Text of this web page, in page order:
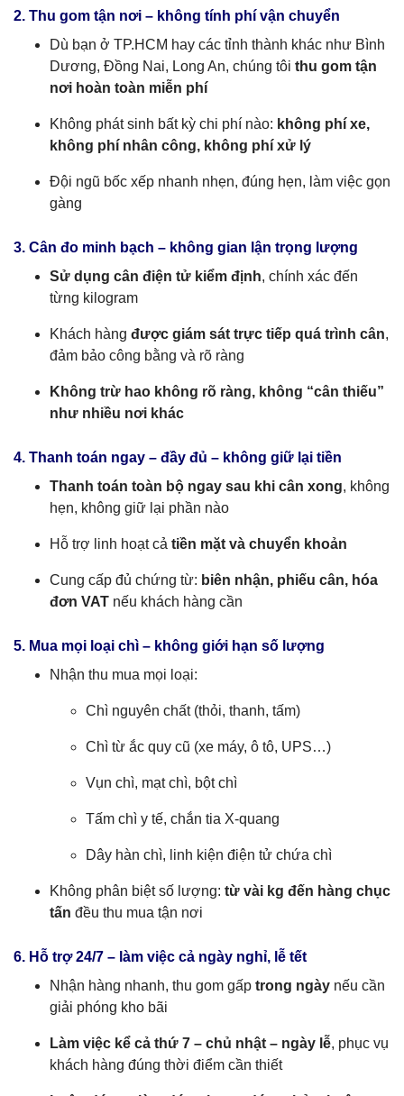
2. Thu gom tận nơi – không tính phí vận chuyển
Dù bạn ở TP.HCM hay các tỉnh thành khác như Bình
Dương, Đồng Nai, Long An, chúng tôi thu gom tận
nơi hoàn toàn miễn phí
Không phát sinh bất kỳ chi phí nào: không phí xe,
không phí nhân công, không phí xử lý
Đội ngũ bốc xếp nhanh nhẹn, đúng hẹn, làm việc gọn
gàng
3. Cân đo minh bạch – không gian lận trọng lượng
Sử dụng cân điện tử kiểm định, chính xác đến
từng kilogram
Khách hàng được giám sát trực tiếp quá trình cân,
đảm bảo công bằng và rõ ràng
Không trừ hao không rõ ràng, không “cân thiếu”
như nhiều nơi khác
4. Thanh toán ngay – đầy đủ – không giữ lại tiền
Thanh toán toàn bộ ngay sau khi cân xong, không
hẹn, không giữ lại phần nào
Hỗ trợ linh hoạt cả tiền mặt và chuyển khoản
Cung cấp đủ chứng từ: biên nhận, phiếu cân, hóa
đơn VAT nếu khách hàng cần
5. Mua mọi loại chì – không giới hạn số lượng
Nhận thu mua mọi loại:
Chì nguyên chất (thỏi, thanh, tấm)
Chì từ ắc quy cũ (xe máy, ô tô, UPS…)
Vụn chì, mạt chì, bột chì
Tấm chì y tế, chắn tia X-quang
Dây hàn chì, linh kiện điện tử chứa chì
Không phân biệt số lượng: từ vài kg đến hàng chục
tấn đều thu mua tận nơi
6. Hỗ trợ 24/7 – làm việc cả ngày nghỉ, lễ tết
Nhận hàng nhanh, thu gom gấp trong ngày nếu cần
giải phóng kho bãi
Làm việc kể cả thứ 7 – chủ nhật – ngày lễ, phục vụ
khách hàng đúng thời điểm cần thiết